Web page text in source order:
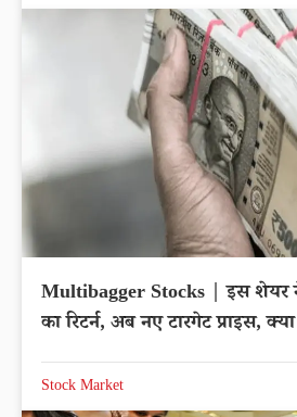
Multibagger Stocks | इस शेयर
का रिटर्न, अब नए टारगेट प्राइस,
Stock Market